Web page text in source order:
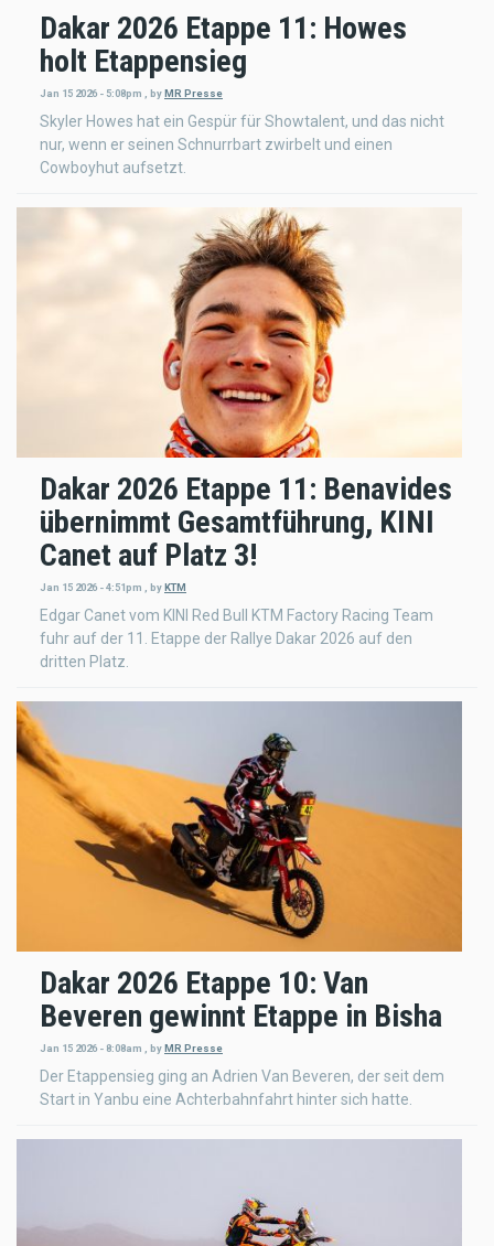
Dakar 2026 Etappe 11: Howes
holt Etappensieg
Jan 15 2026 - 5:08pm byMR Presse
Skyler Howes hat ein Gespür für Showtalent, und das nicht
nur, wenn er seinen Schnurrbart zwirbelt und einen
Cowboyhut aufsetzt.
Dakar 2026 Etappe 11: Benavides
übernimmt Gesamtführung, KINI
Canet auf Platz 3!
Jan 15 2026 - 4:51pm , byKTM
Edgar Canet vom KINI Red Bull KTM Factory Racing Team
fuhr auf der 11. Etappe der Rallye Dakar 2026 auf den
dritten Platz.
Dakar 2026 Etappe 10: Van
Beveren gewinnt Etappe in Bisha
Jan 15 2026 - 8:08am , byMR Presse
Der Etappensieg ging an Adrien Van Beveren, der seit dem
Start in Yanbu eine Achterbahnfahrt hinter sich hatte.